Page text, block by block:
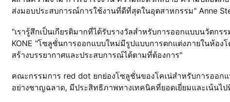
ส่งมอบประสบการณ์การใช้งานที่ดีที่สุดในอุตสาหกรรม" Anne
"เรารู้สึกเป็นเกียรติมากที่ได้รับรางวัลสำหรับการออกแบบนวัตกร
KONE "โซลูชั่นการออกแบบใหม่มีรูปแบบการตกแต่งภายในห้อง
สร้างบรรยากาศและประสบการณ์ได้ตามที่ต้องการ"
คณะกรรมการ red dot ยกย่องโซลูชั่นของโคเน่สำหรับการออ
อย่างชาญฉลาด, มีประสิทธิภาพทางเทคนิคที่ยอดเยี่ยมและเน้นไป